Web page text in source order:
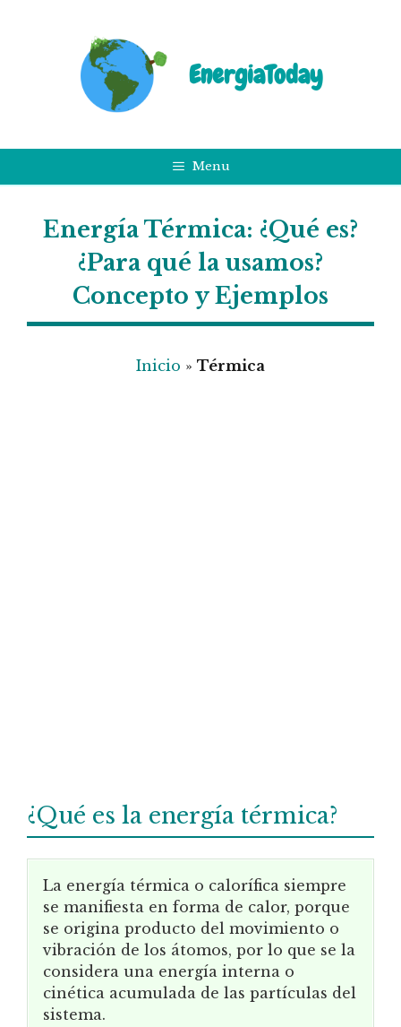
EnergiaToday
Menu
Energía Térmica: ¿Qué es?
¿Para qué la usamos?
Concepto y Ejemplos
Inicio » Térmica
¿Qué es la energía térmica?
La energía térmica o calorífica siempre
se manifiesta en forma de calor, porque
se origina producto del movimiento o
vibración de los átomos, por lo que se la
considera una energía interna o
cinética acumulada de las partículas del
sistema.